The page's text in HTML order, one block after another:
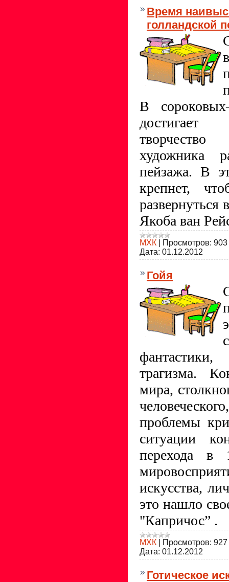
Время
голландской
В
достигает
художника
пейзажа. В
крепнет,
Якоба ван
МХК Просмотров: 903
Дата: 01.12.2012
Гойя
трагизма.
мира,
проблемы
ситуации
перехода в
искусства,
это нашло
"Капричос” .
МХК Просмотров: 927
Дата: 01.12.2012
Готическое